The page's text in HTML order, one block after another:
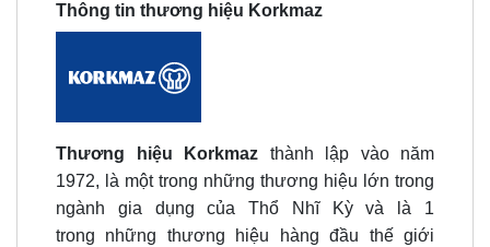
Thông tin thương hiệu Korkmaz
Thương hiệu Korkmaz thành lập vào năm
1972, là một trong những thương hiệu lớn trong
ngành gia dụng của Thổ Nhĩ Kỳ và là 1
trong những thương hiệu hàng đầu thế giới